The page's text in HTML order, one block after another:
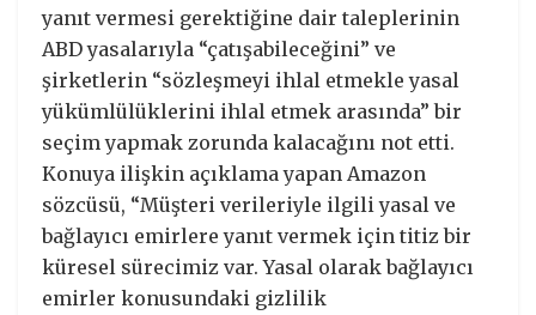
yanıt vermesi gerektiğine dair taleplerinin
ABD yasalarıyla “çatışabileceğini” ve
şirketlerin “sözleşmeyi ihlal etmekle yasal
yükümlülüklerini ihlal etmek arasında” bir
seçim yapmak zorunda kalacağını not etti.
Konuya ilişkin açıklama yapan Amazon
sözcüsü, “Müşteri verileriyle ilgili yasal ve
bağlayıcı emirlere yanıt vermek için titiz bir
küresel sürecimiz var. Yasal olarak bağlayıcı
emirler konusundaki gizlilik